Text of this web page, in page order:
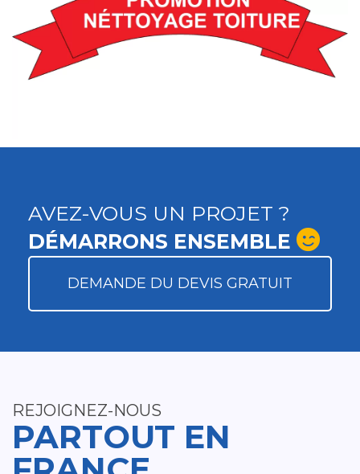
AVEZ-VOUS UN PROJET ?
DÉMARRONS ENSEMBLE
DEMANDE DU DEVIS GRATUIT
REJOIGNEZ-NOUS
PARTOUT EN